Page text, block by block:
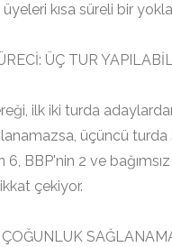
kısa süreli bir
ÜÇ TUR
ilk iki turda
üçüncü
6, BBP'nin 2 ve
çekiyor.